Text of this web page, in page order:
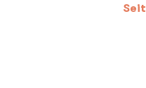
Seit